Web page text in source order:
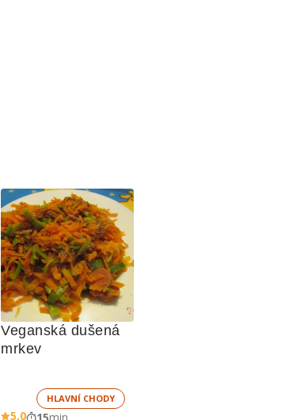
Veganská dušená
mrkev
HLAVNÍ CHODY
5,0